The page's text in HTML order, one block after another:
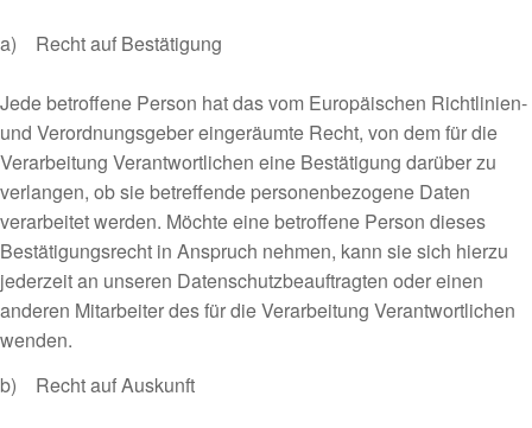
a) Recht auf Bestätigung
Jede betroffene Person hat das vom Europäischen Richtlinien-
und Verordnungsgeber eingeräumte Recht, von dem für die
Verarbeitung Verantwortlichen eine Bestätigung darüber zu
verlangen, ob sie betreffende personenbezogene Daten
verarbeitet werden. Möchte eine betroffene Person dieses
Bestätigungsrecht in Anspruch nehmen, kann sie sich hierzu
jederzeit an unseren Datenschutzbeauftragten oder einen
anderen Mitarbeiter des für die Verarbeitung Verantwortlichen
wenden.
b) Recht auf Auskunft